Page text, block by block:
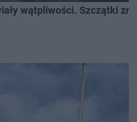
wątpliwości. Szczątki